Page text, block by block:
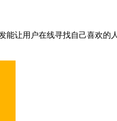
让用户在线寻找自己喜欢的